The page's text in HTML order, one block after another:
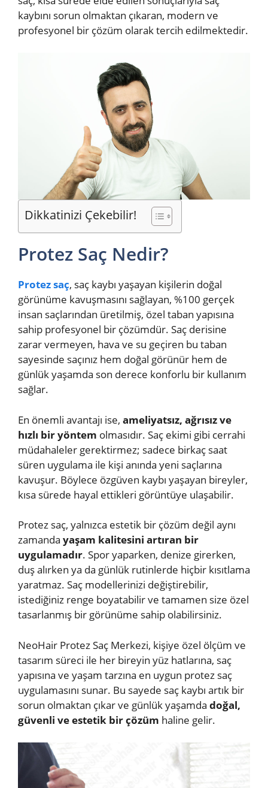
kaybını sorun olmaktan çıkaran, modern ve
profesyonel bir çözüm olarak tercih edilmektedir.
Dikkatinizi Çekebilir!
Protez Saç Nedir?
Protez saç, saç kaybı yaşayan kişilerin doğal
görünüme kavuşmasını sağlayan, %100 gerçek
insan saçlarından üretilmiş, özel taban yapısına
sahip profesyonel bir çözümdür. Saç derisine
zarar vermeyen, hava ve su geçiren bu taban
sayesinde saçınız hem doğal görünür hem de
günlük yaşamda son derece konforlu bir kullanım
sağlar.
En önemli avantajı ise, ameliyatsız, ağrısız ve
hızlı bir yöntem olmasıdır. Saç ekimi gibi cerrahi
müdahaleler gerektirmez; sadece birkaç saat
süren uygulama ile kişi anında yeni saçlarına
kavuşur. Böylece özgüven kaybı yaşayan bireyler,
kısa sürede hayal ettikleri görüntüye ulaşabilir.
Protez saç, yalnızca estetik bir çözüm değil aynı
zamanda yaşam kalitesini artıran bir
uygulamadır. Spor yaparken, denize girerken,
duş alırken ya da günlük rutinlerde hiçbir kısıtlama
yaratmaz. Saç modellerinizi değiştirebilir,
istediğiniz renge boyatabilir ve tamamen size özel
tasarlanmış bir görünüme sahip olabilirsiniz.
NeoHair Protez Saç Merkezi, kişiye özel ölçüm ve
tasarım süreci ile her bireyin yüz hatlarına, saç
yapısına ve yaşam tarzına en uygun protez saç
uygulamasını sunar. Bu sayede saç kaybı artık bir
sorun olmaktan çıkar ve günlük yaşamda doğal,
güvenli ve estetik bir çözüm haline gelir.